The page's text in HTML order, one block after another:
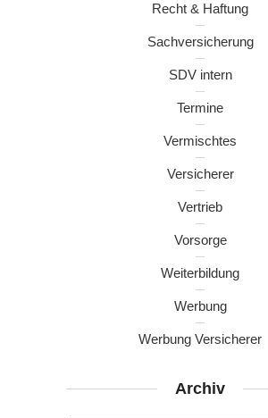
Recht & Haftung
Sachversicherung
SDV intern
Termine
Vermischtes
Versicherer
Vertrieb
Vorsorge
Weiterbildung
Werbung
Werbung Versicherer
Archiv